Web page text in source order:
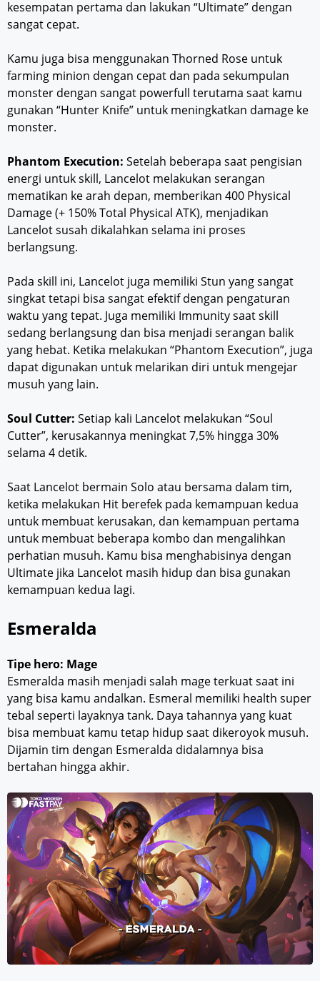
kesempatan pertama dan lakukan “Ultimate” dengan
sangat cepat.
Kamu juga bisa menggunakan Thorned Rose untuk
farming minion dengan cepat dan pada sekumpulan
monster dengan sangat powerfull terutama saat kamu
gunakan “Hunter Knife” untuk meningkatkan damage ke
monster.
Phantom Execution: Setelah beberapa saat pengisian
energi untuk skill, Lancelot melakukan serangan
mematikan ke arah depan, memberikan 400 Physical
Damage (+ 150% Total Physical ATK), menjadikan
Lancelot susah dikalahkan selama ini proses
berlangsung.
Pada skill ini, Lancelot juga memiliki Stun yang sangat
singkat tetapi bisa sangat efektif dengan pengaturan
waktu yang tepat. Juga memiliki Immunity saat skill
sedang berlangsung dan bisa menjadi serangan balik
yang hebat. Ketika melakukan “Phantom Execution”, juga
dapat digunakan untuk melarikan diri untuk mengejar
musuh yang lain.
Soul Cutter: Setiap kali Lancelot melakukan “Soul
Cutter”, kerusakannya meningkat 7,5% hingga 30%
selama 4 detik.
Saat Lancelot bermain Solo atau bersama dalam tim,
ketika melakukan Hit berefek pada kemampuan kedua
untuk membuat kerusakan, dan kemampuan pertama
untuk membuat beberapa kombo dan mengalihkan
perhatian musuh. Kamu bisa menghabisinya dengan
Ultimate jika Lancelot masih hidup dan bisa gunakan
kemampuan kedua lagi.
Esmeralda
Tipe hero: Mage
Esmeralda masih menjadi salah mage terkuat saat ini
yang bisa kamu andalkan. Esmeral memiliki health super
tebal seperti layaknya tank. Daya tahannya yang kuat
bisa membuat kamu tetap hidup saat dikeroyok musuh.
Dijamin tim dengan Esmeralda didalamnya bisa
bertahan hingga akhir.